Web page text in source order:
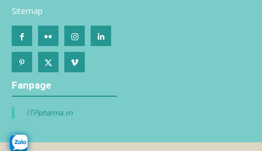
Sitemap
Fanpage
ITPpharma.vn